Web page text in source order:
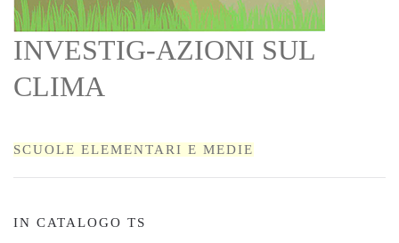
INVESTIG-AZIONI SUL
CLIMA
SCUOLE ELEMENTARI E MEDIE
IN CATALOGO TS